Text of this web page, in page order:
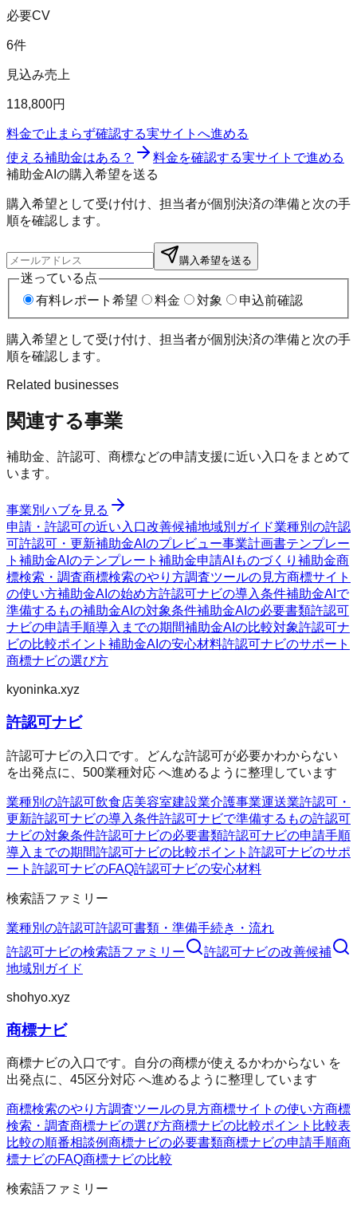
必要CV
6件
見込み売上
118,800円
料金で止まらず確認する実サイトへ進める
使える補助金はある？
料金を確認する実サイトで進める
補助金AIの購入希望を送る
購入希望として受け付け、担当者が個別決済の準備と次の手
順を確認します。
購入希望を送る
迷っている点
有料レポート希望
料金 対象 申込前確認
購入希望として受け付け、担当者が個別決済の準備と次の手
順を確認します。
Related businesses
関連する事業
補助金、許認可、商標などの申請支援に近い入口をまとめて
います。
事業別ハブを見る
申請・許認可の近い入口改善候補地域別ガイド業種別の許認
可許認可・更新補助金AIのプレビュー事業計画書テンプレー
ト 補助金AIのテンプレート 補助金申請AI ものづくり補助金商
標検索・調査商標検索のやり方調査ツールの見方商標サイト
の使い方補助金AIの始め方許認可ナビの導入条件補助金AIで
準備するもの補助金AIの対象条件補助金AIの必要書類許認可
ナビの申請手順導入までの期間補助金AIの比較対象許認可ナ
ビの比較ポイント 補助金AIの安心材料許認可ナビのサポート
商標ナビの選び方
kyoninka.xyz
許認可ナビ
許認可ナビの入口です。どんな許認可が必要かわからない
を出発点に、500業種対応 へ進めるように整理しています
業種別の許認可飲食店美容室建設業介護事業運送業許認可・
更新許認可ナビの導入条件許認可ナビで準備するもの許認可
ナビの対象条件許認可ナビの必要書類許認可ナビの申請手順
導入までの期間許認可ナビの比較ポイント 許認可ナビのサポ
ート 許認可ナビのFAQ許認可ナビの安心材料
検索語ファミリー
業種別の許認可許認可書類・準備手続き・流れ
許認可ナビの検索語ファミリー 許認可ナビの改善候補
地域別ガイド
shohyo.xyz
商標ナビ
商標ナビの入口です。自分の商標が使えるかわからない を
出発点に、45区分対応 へ進めるように整理しています
商標検索のやり方調査ツールの見方商標サイトの使い方商標
検索・調査商標ナビの選び方商標ナビの比較ポイント 比較表
比較の順番相談例商標ナビの必要書類商標ナビの申請手順商
標ナビのFAQ商標ナビの比較
検索語ファミリー